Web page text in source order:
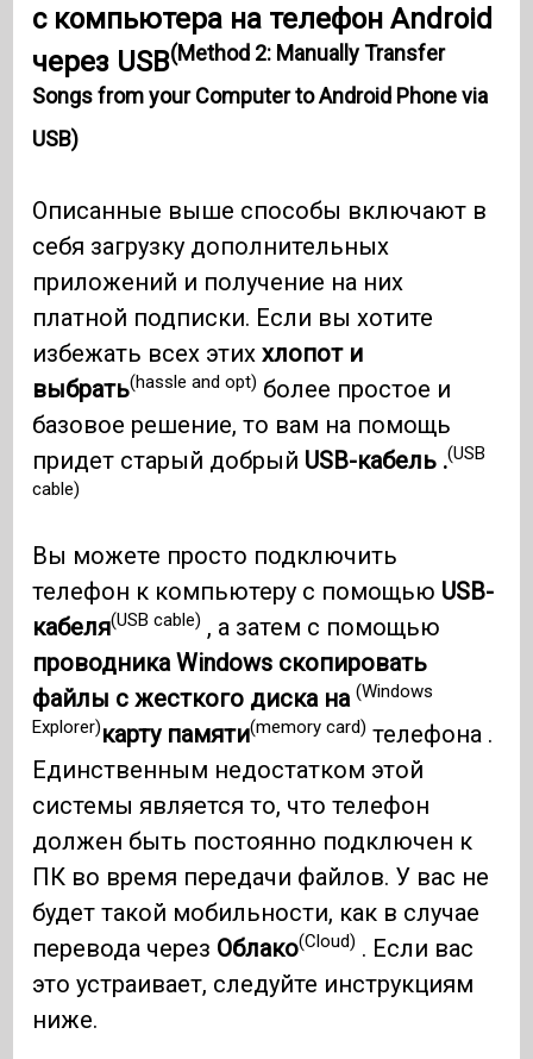
с компьютера на телефон Android
через USB(Method 2: Manually Transfer
Songs from your Computer to Android Phone via
USB)
Описанные выше способы включают в
себя загрузку дополнительных
приложений и получение на них
платной подписки. Если вы хотите
избежать всех этиххлопот и
выбрать(hassle and opt) более простое и
базовое решение, то вам на помощь
придет старый добрый USB-кабель .(USB
cable)
Вы можете просто подключить
телефон к компьютеру с помощью USB-
кабеля(USB cable) , а затем с помощью
проводника Windows скопировать
файлы с жесткого диска на(Windows
Explorer)карту памяти(memory card) телефона .
Единственным недостатком этой
системы является то, что телефон
должен быть постоянно подключен к
ПК во время передачи файлов. У вас не
будет такой мобильности, как в случае
перевода через Облако(Cloud) . Если вас
это устраивает, следуйте инструкциям
ниже.